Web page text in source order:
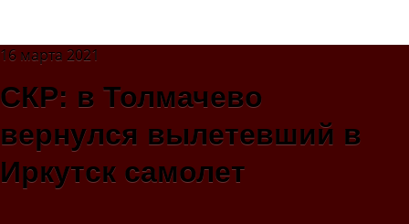
16 марта 2021
СКР: в Толмачево
вернулся вылетевший в
Иркутск самолет